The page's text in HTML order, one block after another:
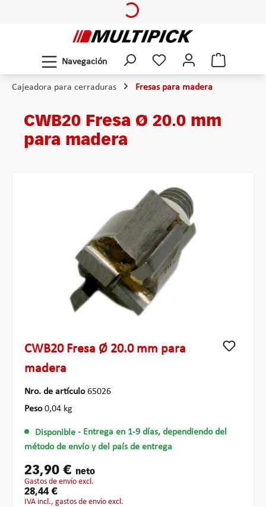
Navegación
Cajeadora para cerraduras Fresas para madera
CWB20 Fresa Ø 20.0 mm
para madera
CWB20 Fresa Ø 20.0 mm para
madera
Nro. de artículo65026
Peso0,04 kg
Disponible - Entrega en 1-9 días, dependiendo del
método de envío y del país de entrega
23,90 € neto
gastos de envío excl.
28,44 €
IVA incl., gastos de envío excl.